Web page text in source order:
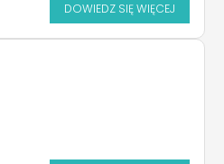
DOWIEDZ SIĘ WIĘCEJ